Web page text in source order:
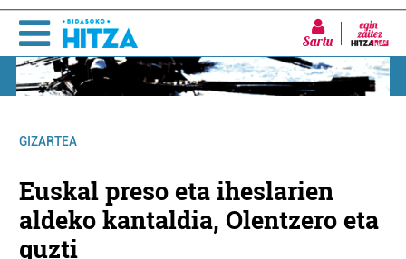
Sartu
GIZARTEA
Euskal preso eta iheslarien
aldeko kantaldia, Olentzero eta
guzti